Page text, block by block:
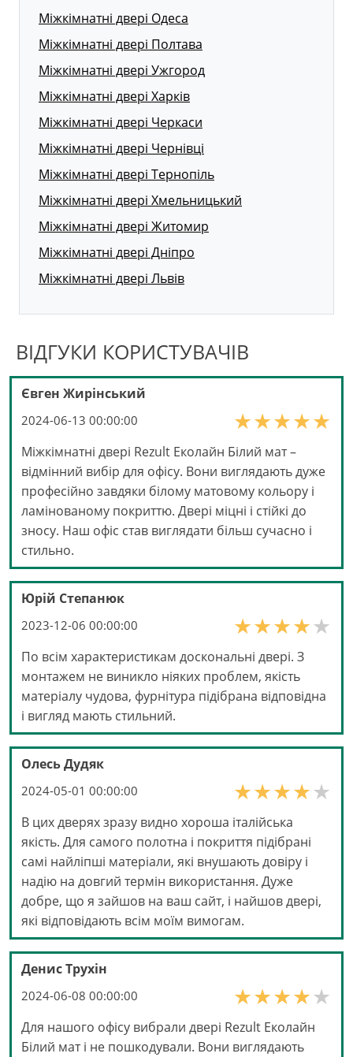
Міжкімнатні двері Одеса
Міжкімнатні двері Полтава
Міжкімнатні двері Ужгород
Міжкімнатні двері Харків
Міжкімнатні двері Черкаси
Міжкімнатні двері Чернівці
Міжкімнатні двері Тернопіль
Міжкімнатні двері Хмельницький
Міжкімнатні двері Житомир
Міжкімнатні двері Дніпро
Міжкімнатні двері Львів
ВІДГУКИ КОРИСТУВАЧІВ
Євген Жирінський
2024-06-13 00:00:00
Міжкімнатні двері Rezult Еколайн Білий мат –
відмінний вибір для офісу. Вони виглядають дуже
професійно завдяки білому матовому кольору і
ламінованому покриттю. Двері міцні і стійкі до
зносу. Наш офіс став виглядати більш сучасно і
стильно.
Юрій Степанюк
2023-12-06 00:00:00
По всім характеристикам доскональні двері. З
монтажем не виникло ніяких проблем, якість
матеріалу чудова, фурнітура підібрана відповідна
і вигляд мають стильний.
Олесь Дудяк
2024-05-01 00:00:00
В цих дверях зразу видно хороша італійська
якість. Для самого полотна і покриття підібрані
самі найліпші матеріали, які внушають довіру і
надію на довгий термін використання. Дуже
добре, що я зайшов на ваш сайт, і найшов двері,
які відповідають всім моїм вимогам.
Денис Трухін
2024-06-08 00:00:00
Для нашого офісу вибрали двері Rezult Еколайн
Білий мат і не пошкодували. Вони виглядають